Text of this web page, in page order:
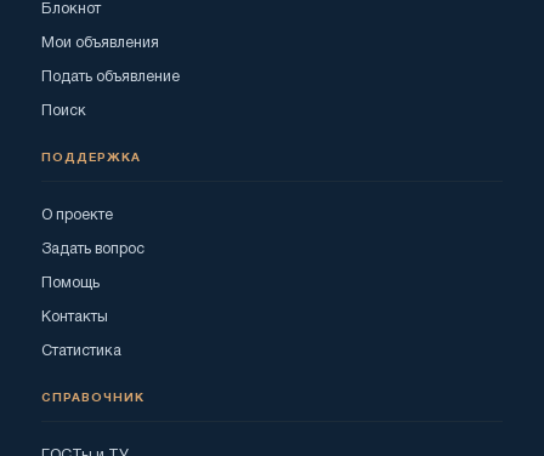
Блокнот
Мои объявления
Подать объявление
Поиск
ПОДДЕРЖКА
О проекте
Задать вопрос
Помощь
Контакты
Статистика
СПРАВОЧНИК